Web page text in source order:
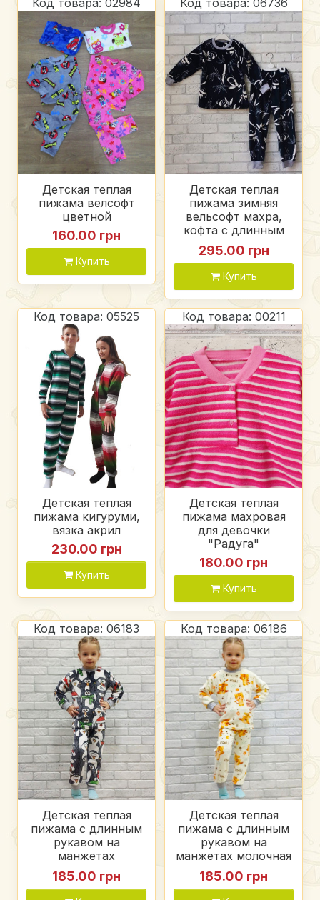
Детская теплая
пижама велсофт
цветной
160.00 грн
Купить
Детская теплая
пижама зимняя
вельсофт махра,
кофта с длинным
рукавом и штаны на
манжете, черная в
панды
295.00 грн
Купить
Код товара: 05525
Детская теплая
пижама кигуруми,
вязка акрил
230.00 грн
Купить
Код товара: 00211
Детская теплая
пижама махровая
для девочки
"Радуга"
180.00 грн
Купить
Код товара: 06183
Детская теплая
пижама с длинным
рукавом на
манжетах
(пингвины),
вельсофт
185.00 грн
Код товара: 06186
Детская теплая
пижама с длинным
рукавом на
манжетах молочная
(тигр), вельсофт
185.00 грн